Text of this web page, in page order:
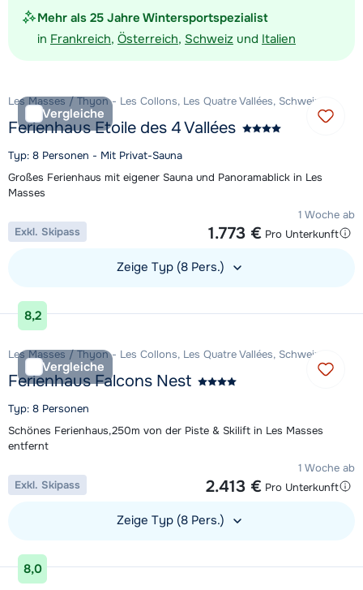
Mehr als 25 Jahre Wintersportspezialist
in Frankreich, Österreich, Schweiz und Italien
Vergleiche
Les Masses / Thyon - Les Collons, Les Quatre Vallées, Schweiz
Ferienhaus Etoile des 4 Vallées
Typ: 8 Personen - Mit Privat-Sauna
Großes Ferienhaus mit eigener Sauna und Panoramablick in Les
Masses
1 Woche ab
1.773 € Pro Unterkunft
Exkl. Skipass
Zeige Typ (8 Pers.)
Unterkunft ansehen
8,2
Vergleiche
Les Masses / Thyon - Les Collons, Les Quatre Vallées, Schweiz
Ferienhaus Falcons Nest
Typ: 8 Personen
Schönes Ferienhaus,250m von der Piste & Skilift in Les Masses
entfernt
1 Woche ab
2.413 € Pro Unterkunft
Exkl. Skipass
Zeige Typ (8 Pers.)
Unterkunft ansehen
8,0